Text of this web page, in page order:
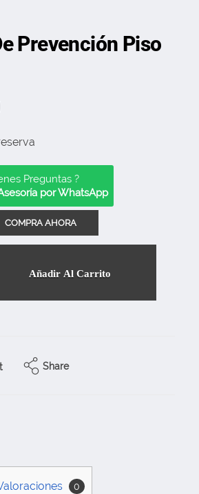
Prevención Piso
Preguntas ?
por WhatsApp
Añadir Al Carrito
Share
0